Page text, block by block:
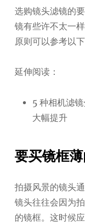
选购镜头滤镜的
镜有些许不太一
原则可以参考以下
延伸阅读：
5 种相机滤
大幅提升
要买镜框
拍摄风景的镜头
镜头往往会因为
的镜框。这时候